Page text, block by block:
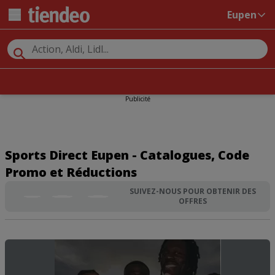
Eupen
Publicité
Sports Direct Eupen - Catalogues, Code
Promo et Réductions
SUIVEZ-NOUS POUR OBTENIR DES
OFFRES